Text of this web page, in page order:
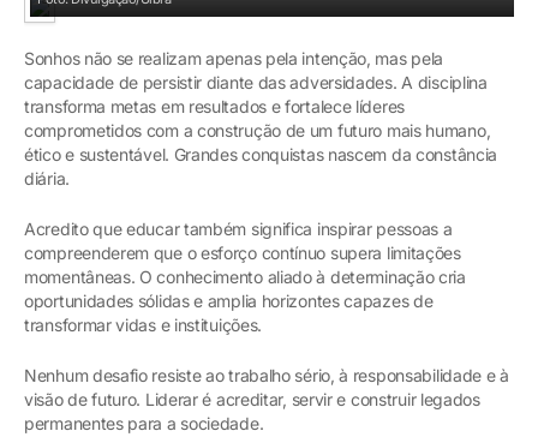
Sonhos não se realizam apenas pela intenção, mas pela
capacidade de persistir diante das adversidades. A disciplina
transforma metas em resultados e fortalece líderes
comprometidos com a construção de um futuro mais humano,
ético e sustentável. Grandes conquistas nascem da constância
diária.
Acredito que educar também significa inspirar pessoas a
compreenderem que o esforço contínuo supera limitações
momentâneas. O conhecimento aliado à determinação cria
oportunidades sólidas e amplia horizontes capazes de
transformar vidas e instituições.
Nenhum desafio resiste ao trabalho sério, à responsabilidade e à
visão de futuro. Liderar é acreditar, servir e construir legados
permanentes para a sociedade.